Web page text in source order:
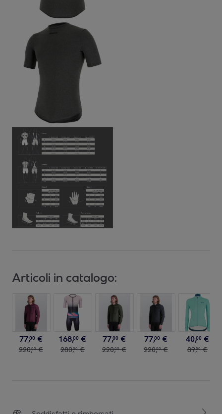
Articoli in catalogo:
77,00 €
220,00 €
168,00 €
280,00 €
77,00 €
220,00 €
77,00 €
220,00 €
40,00 €
89,00 €